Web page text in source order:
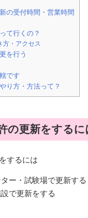
の受付時間・営業時間
て行くの？
方・アクセス
を行う
です
り方・方法って？
の更新をするに
するには
ー・試験場で更新する
で更新をする